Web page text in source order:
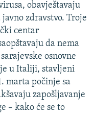
obavještavaju
zdravstvo. Troje
centar
da nema
osnovne
u Italiji, stavljeni
marta počinje sa
zapošljavanje
– kako će se to